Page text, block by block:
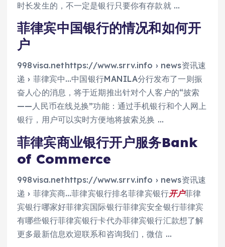
时长发生的，不一定是银行只要你有存款就 …
菲律宾中国银行的情况和如何开
户
998visa.nethttps://www.srrv.info › news资讯速
递 › 菲律宾中…中国银行MANILA分行发布了一则振
奋人心的消息，将于近期推出针对个人客户的“披索
——人民币在线兑换”功能：通过手机银行和个人网上
银行，用户可以实时方便地将披索兑换 …
菲律宾商业银行开户服务Bank
of Commerce
998visa.nethttps://www.srrv.info › news资讯速
递 › 菲律宾商…菲律宾银行排名菲律宾银行开户菲律
宾银行哪家好菲律宾国际银行菲律宾安全银行菲律宾
有哪些银行菲律宾银行卡代办菲律宾银行汇款想了解
更多最新信息欢迎联系和咨询我们，微信 …